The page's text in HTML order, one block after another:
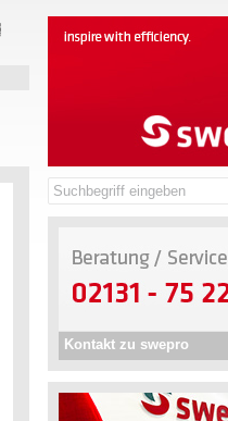
Kontakt zu swepro